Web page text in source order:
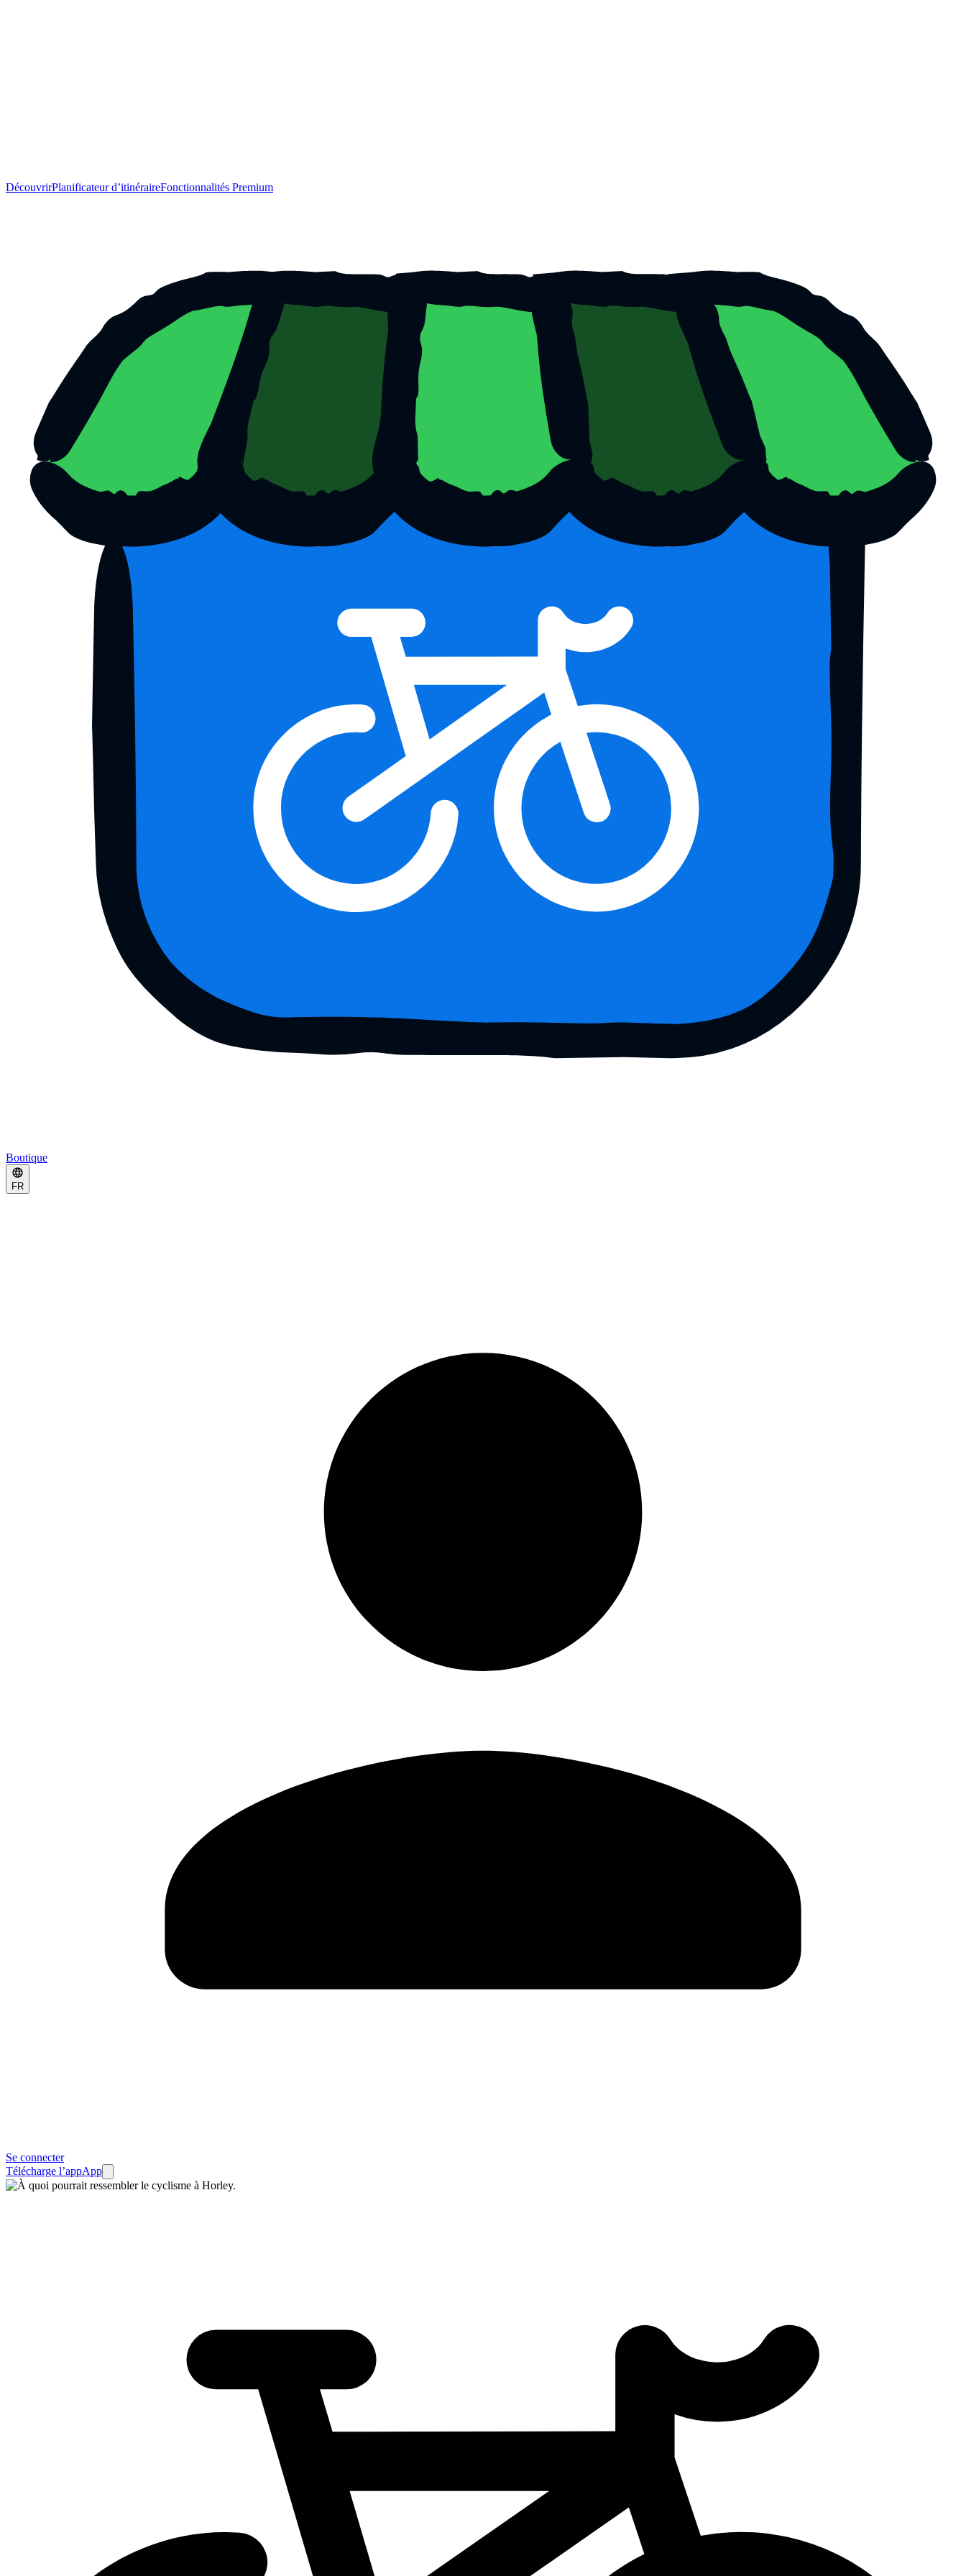
DécouvrirPlanificateur d’itinéraireFonctionnalités Premium
Boutique
FR
Se connecter
Télécharge l’appApp